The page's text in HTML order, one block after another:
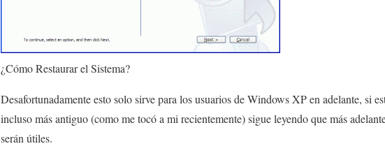
¿Cómo Restaurar el Sistema?
Desafortunadamente esto solo sirve para los usuarios de Windows XP en adelante, si
incluso más antiguo (como me tocó a mi recientemente) sigue leyendo que más
serán útiles.